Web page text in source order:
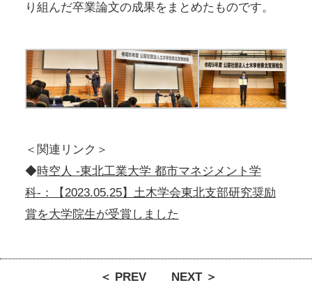
り組んだ卒業論文の成果をまとめたものです。
＜関連リンク＞
◆時空人 -東北工業大学 都市マネジメント学
科-：【2023.05.25】土木学会東北支部研究奨励
賞を大学院生が受賞しました
＜ PREV NEXT ＞